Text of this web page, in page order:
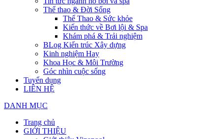
Thể thao & Đời Sống
Thể Thao & Sức khỏe
Kiến thức về Bơi lội & Spa
Khám phá & Trải nghiệm
BLog Kiến trúc Xây dựng
Kinh nghiệm Hay
Khoa Học & Môi Trường
Góc nhìn cuộc sống
Tuyển dụng
LIÊN HỆ
DANH MỤC
Trang chủ
GIỚI THIỆU